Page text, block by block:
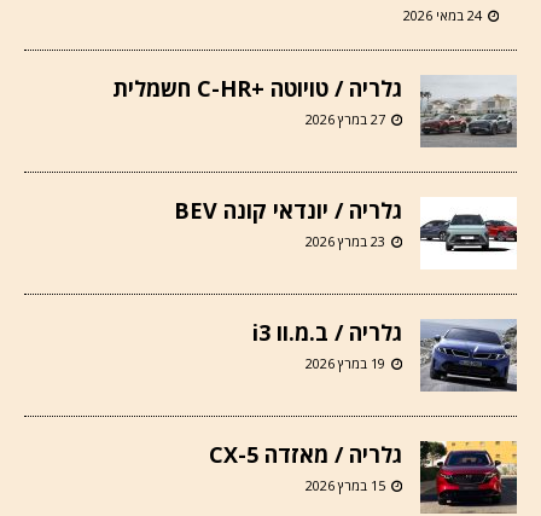
24 במאי 2026
גלריה / טויוטה +C-HR חשמלית
27 במרץ 2026
גלריה / יונדאי קונה BEV
23 במרץ 2026
גלריה / ב.מ.וו i3
19 במרץ 2026
גלריה / מאזדה CX-5
15 במרץ 2026